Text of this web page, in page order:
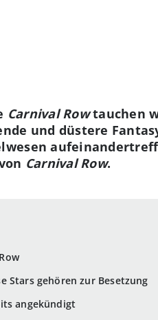
Stars gehören zur Besetzung
angekündigt
Carnival Rowtauchen
und düstere
Carnival Row.